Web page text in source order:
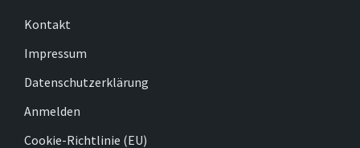
Kontakt
Impressum
Datenschutzerklärung
Anmelden
Cookie-Richtlinie (EU)